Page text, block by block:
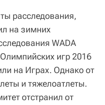
расследования,
на зимних
WADA
игр 2016
на Играх. Однако от
и тяжелоатлеты.
отстранил от